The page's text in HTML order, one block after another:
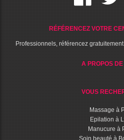
RÉFÉRENCEZ VOTRE
Professionnels, référencez
A PROPOS DE
VOUS
Massage à
Epilation à
Manucure à